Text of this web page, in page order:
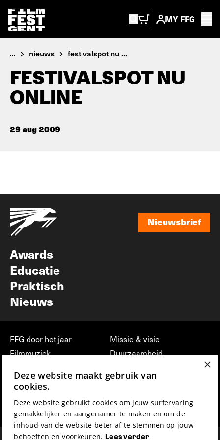
MY FFG
... nieuws festivalspot nu ...
FESTIVALSPOT NU
ONLINE
29 aug 2009
Nieuwsbrief
Awards
Educatie
Praktisch
Nieuws
FFG door het jaar
Filmmuziek
Press & Industry
Film Fest Friends
Missie & visie
Duurzaamheid
vrijwilligerswerk bij FFG
Privacy & Disclaimer
×
Deze website maakt gebruik van
cookies.
Deze website gebruikt cookies om jouw surfervaring
gemakkelijker en aangenamer te maken en om de
inhoud van de website beter af te stemmen op jouw
behoeften en voorkeuren. Lees verder